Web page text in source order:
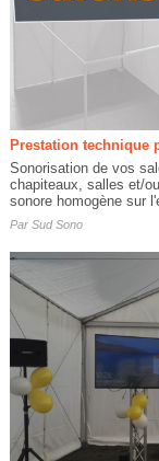
Prestation technique
Sonorisation de vos
chapiteaux, salles et/
sonore homogène sur
Par Sud Sono